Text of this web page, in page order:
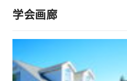
学会画廊